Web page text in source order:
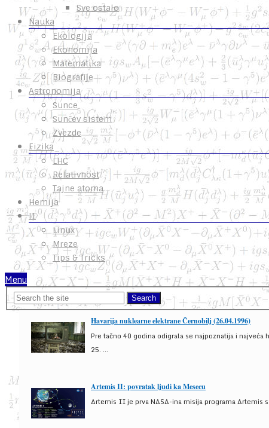
Sve ostalo
Nauka
Ekologija
Ekonomija
Matematika
Biografije
Astronomija
Sunce
Sunčev sistem
Zvezde
Fizika
LHC
Relativnost
Tajne atoma
Hemija
IT
Linux
Mreze
Tips & Tricks
Menu
Havarija nuklearne elektrane Černobilj (26.04.1996)
Pre tačno 40 godina odigrala se najpoznatija i
25. ...
Artemis II: povratak ljudi ka Mesecu
Artemis II je prva NASA-ina misija programa Artemis